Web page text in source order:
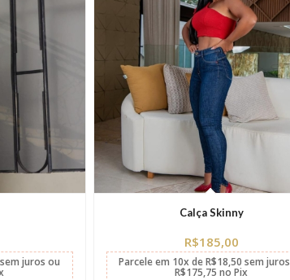
sem jurosou
Calça Skinny
R$185,00
Parcele em 10xdeR$18,50 sem juros
R$175,75 no Pix